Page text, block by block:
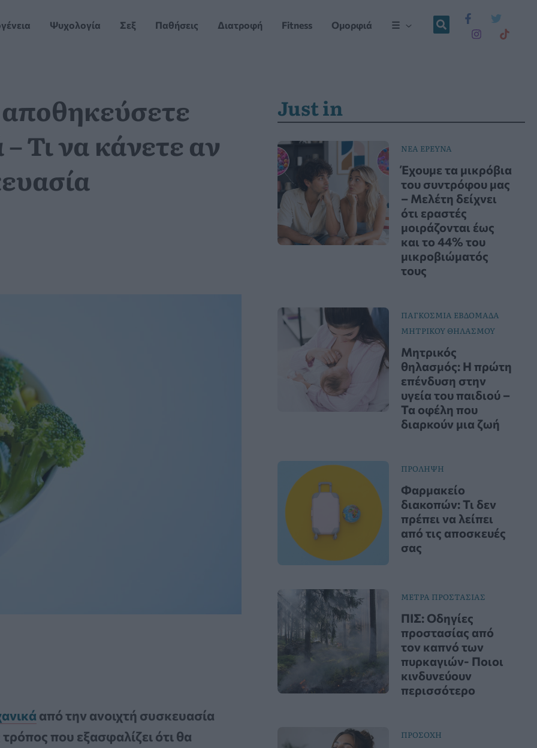
Ψυχολογία Σεξ Παθήσεις Διατροφή Fitness Ομορφιά ☰
Τι να κάνετε αν
από την ανοιχτή συσκευασία
που εξασφαλίζει ότι θα
Just in
ΝΕΑ ΕΡΕΥΝΑ
Έχουμε τα μικρόβια
του συντρόφου μας
– Μελέτη δείχνει
ότι εραστές
μοιράζονται έως
και το 44% του
μικροβιώματός
τους
ΠΑΓΚΟΣΜΙΑ ΕΒΔΟΜΑΔΑ
ΜΗΤΡΙΚΟΥ ΘΗΛΑΣΜΟΥ
Μητρικός
θηλασμός: Η πρώτη
επένδυση στην
υγεία του παιδιού –
Τα οφέλη που
διαρκούν μια ζωή
ΠΡΟΛΗΨΗ
Φαρμακείο
διακοπών: Τι δεν
πρέπει να λείπει
από τις αποσκευές
σας
ΜΕΤΡΑ ΠΡΟΣΤΑΣΙΑΣ
ΠΙΣ: Οδηγίες
προστασίας από
τον καπνό των
πυρκαγιών- Ποιοι
κινδυνεύουν
περισσότερο
ΠΡΟΣΟΧΗ